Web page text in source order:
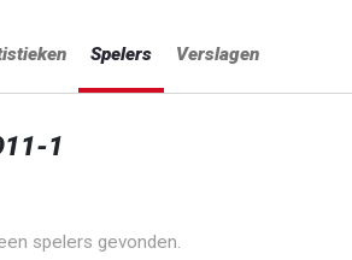
Spelers Verslagen
1
spelers gevonden.